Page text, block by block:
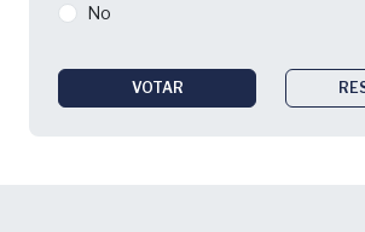
No
VOTAR